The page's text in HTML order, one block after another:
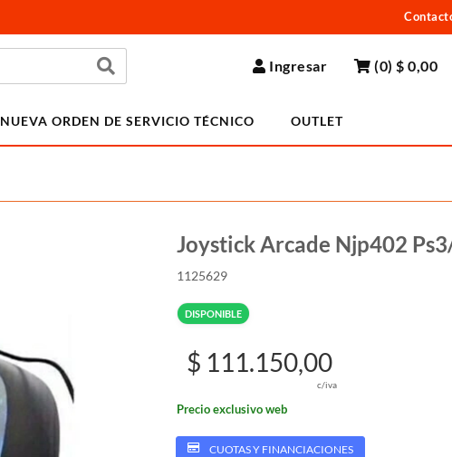
Ingresar (0)$ 0,00
NUEVA ORDEN DE SERVICIO TÉCNICO OUTLET
Joystick Arcade Njp402
1125629
DISPONIBLE
$ 111.150,00
c/iva
Precio exclusivo web
CUOTAS Y FINANCIACIONES